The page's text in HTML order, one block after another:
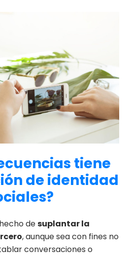
tiene
de identidad
desuplantar la
, aunque sea con fines no
conversaciones o